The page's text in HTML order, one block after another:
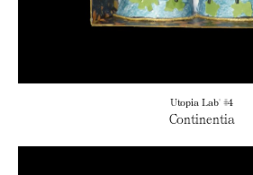
Utopia Lab' #4
Continentia